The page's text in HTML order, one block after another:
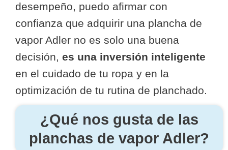
desempeño, puedo afirmar con
confianza que adquirir una plancha de
vapor Adler no es solo una buena
decisión, es una inversión inteligente
en el cuidado de tu ropa y en la
optimización de tu rutina de planchado.
¿Qué nos gusta de las
planchas de vapor Adler?